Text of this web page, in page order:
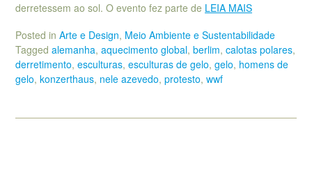
derretessem ao sol. O evento fez parte de LEIA MAIS
Posted in Arte e Design, Meio Ambiente e Sustentabilidade
Tagged alemanha, aquecimento global, berlim, calotas polares,
derretimento, esculturas, esculturas de gelo, gelo, homens de
gelo, konzerthaus, nele azevedo, protesto, wwf